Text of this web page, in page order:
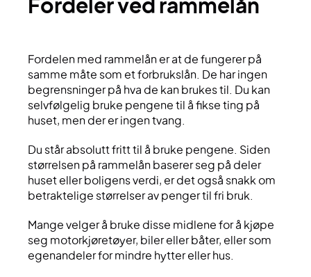
fordeler ved rammelån
Fordelen med rammelån er at de fungerer på
samme måte som et forbrukslån. De har ingen
begrensninger på hva de kan brukes til. Du kan
selvfølgelig bruke pengene til å fikse ting på
huset, men der er ingen tvang.
Du står absolutt fritt til å bruke pengene. Siden
størrelsen på rammelån baserer seg på deler
huset eller boligens verdi, er det også snakk om
betraktelige størrelser av penger til fri bruk.
Mange velger å bruke disse midlene for å kjøpe
seg motorkjøretøyer, biler eller båter, eller som
egenandeler for mindre hytter eller hus.